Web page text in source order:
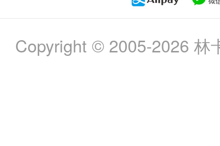
Copyright © 2005-2026 林